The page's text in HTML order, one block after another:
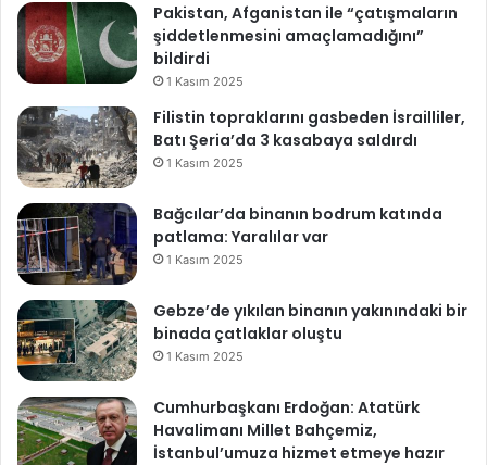
Pakistan, Afganistan ile “çatışmaların
şiddetlenmesini amaçlamadığını”
bildirdi
1 Kasım 2025
Filistin topraklarını gasbeden İsrailliler,
Batı Şeria’da 3 kasabaya saldırdı
1 Kasım 2025
Bağcılar’da binanın bodrum katında
patlama: Yaralılar var
1 Kasım 2025
Gebze’de yıkılan binanın yakınındaki bir
binada çatlaklar oluştu
1 Kasım 2025
Cumhurbaşkanı Erdoğan: Atatürk
Havalimanı Millet Bahçemiz,
İstanbul’umuza hizmet etmeye hazır